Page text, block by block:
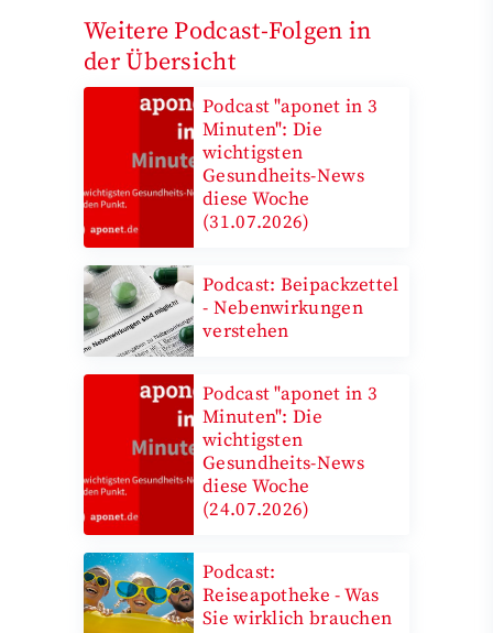
und möchte die externen Inhalte laden.
Mehr Informationen finden Sie in der
Datenschutzerklärung
Externen Inhalten zustimmen
und laden
Weitere Podcast-Folgen in
der Übersicht
Podcast "aponet in 3
Minuten": Die
wichtigsten
Gesundheits-News
diese Woche
(31.07.2026)
Podcast: Beipackzettel
- Nebenwirkungen
verstehen
Podcast "aponet in 3
Minuten": Die
wichtigsten
Gesundheits-News
diese Woche
(24.07.2026)
Podcast:
Reiseapotheke - Was
Sie wirklich brauchen